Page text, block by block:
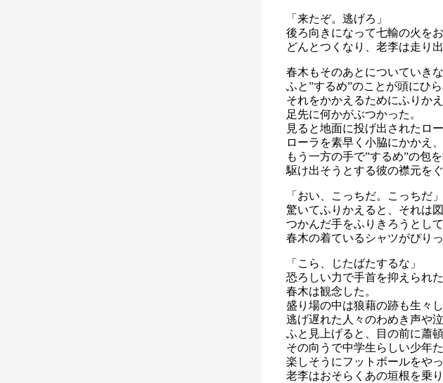
「来たぞ。逃げろ」
後ろ向きになって七輸の火を
どんとつくなり、老李は走り出
春木もそのあとについていき
ふと”するめ”のことが頭にひら
それをかかえるためにふりか
足先に何かがぶつかった。
見ると地面に投げ出されたロー
ローラを素早く小脇にかかえ、
もう一方の手で”するめ”の包
駆け出そうとする彼の襟元を
「おい、こっちだ。こっちだ」
驚いてふりかえると、それは
つかんだ手をふりきろうとして
春木の着ているシャツがぴりっ
「こら、じたばたするな」
恐ろしい力で手首を抑えられた
春木は観念した。
盛り場の中は狼藉の跡も生々し
逃げ遅れた人々のわめき声や
ふと見上げると、目の前に蕭
その向うで中学生らしい少年た
楽しそうにフットボールをやっ
老李はおそらくあの垣根を乗り